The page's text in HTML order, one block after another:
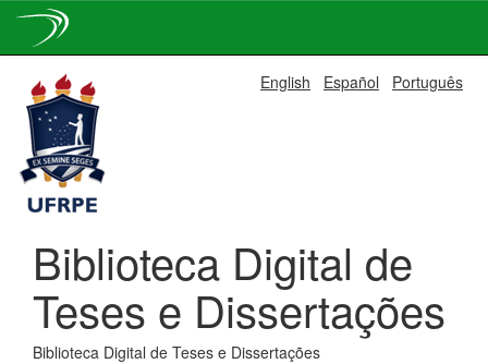
navigation
English Español Português
Biblioteca Digital de
Teses e Dissertações
Biblioteca Digital de Teses e Dissertações